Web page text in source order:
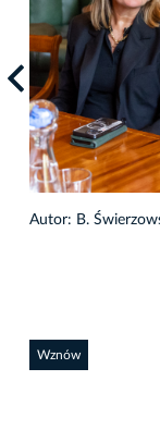
Autor: B.
Wznów